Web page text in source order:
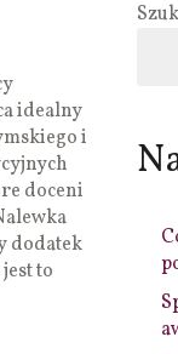
idealny
i
doceni
dodatek
to